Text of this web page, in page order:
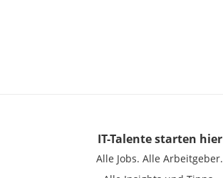
IT-Talentestarten hier
Alle Jobs. Alle Arbeitgeber.